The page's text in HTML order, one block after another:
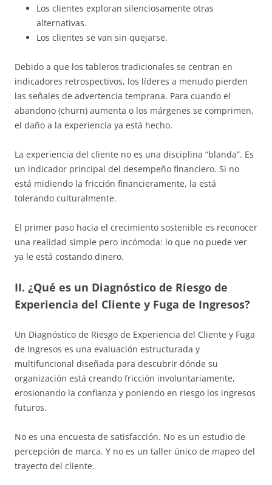
Los clientes exploran silenciosamente otras
alternativas.
Los clientes se van sin quejarse.
Debido a que los tableros tradicionales se centran en
indicadores retrospectivos, los líderes a menudo pierden
las señales de advertencia temprana. Para cuando el
abandono (churn) aumenta o los márgenes se comprimen,
el daño a la experiencia ya está hecho.
La experiencia del cliente no es una disciplina “blanda”. Es
un indicador principal del desempeño financiero. Si no
está midiendo la fricción financieramente, la está
tolerando culturalmente.
El primer paso hacia el crecimiento sostenible es reconocer
una realidad simple pero incómoda: lo que no puede ver
ya le está costando dinero.
II. ¿Qué es un Diagnóstico de Riesgo de
Experiencia del Cliente y Fuga de Ingresos?
Un Diagnóstico de Riesgo de Experiencia del Cliente y Fuga
de Ingresos es una evaluación estructurada y
multifuncional diseñada para descubrir dónde su
organización está creando fricción involuntariamente,
erosionando la confianza y poniendo en riesgo los ingresos
futuros.
No es una encuesta de satisfacción. No es un estudio de
percepción de marca. Y no es un taller único de mapeo del
trayecto del cliente.